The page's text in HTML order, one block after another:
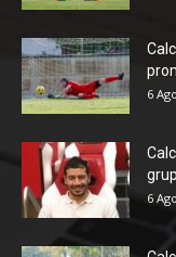
6
6